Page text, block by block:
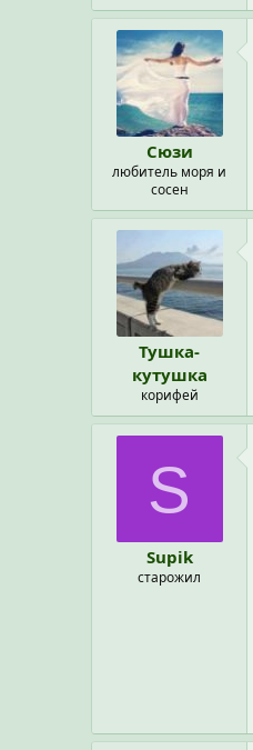
Сюзи
любитель моря и
сосен
Тушка-
кутушка
корифей
S
Supik
старожил